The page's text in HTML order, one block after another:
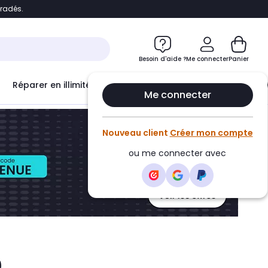
Besoin d'aide ?Me connecter
Me connecter
Nouveau client Créer mon compte
ou me connecter avec
Panier
Réparer en illimité avec Le Club Infinity